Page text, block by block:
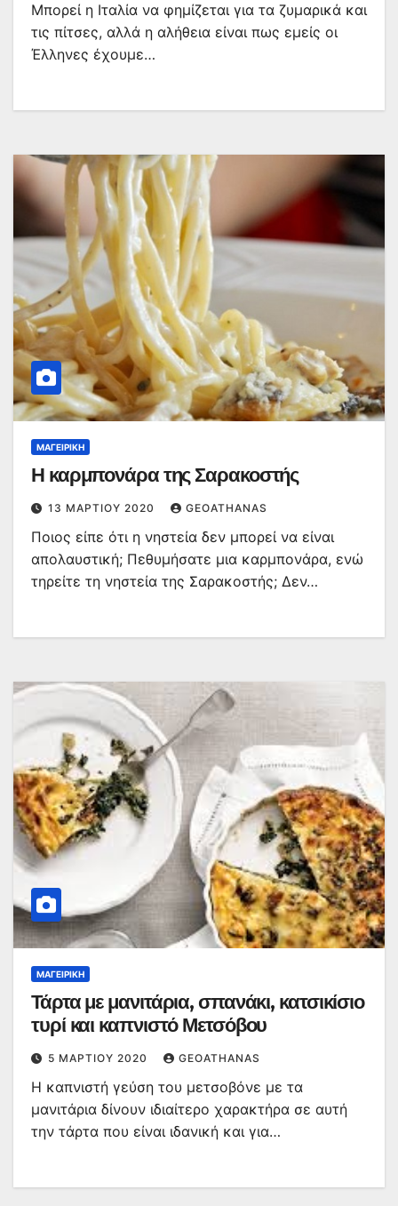
Μπορεί η Ιταλία να φημίζεται για τα ζυμαρικά και
τις πίτσες, αλλά η αλήθεια είναι πως εμείς οι
Έλληνες έχουμε…
ΜΑΓΕΙΡΙΚΉ
Η καρμπονάρα της Σαρακοστής
13 ΜΑΡΤΊΟΥ 2020 GEOATHANAS
Ποιος είπε ότι η νηστεία δεν μπορεί να είναι
απολαυστική; Πεθυμήσατε μια καρμπονάρα, ενώ
τηρείτε τη νηστεία της Σαρακοστής; Δεν…
ΜΑΓΕΙΡΙΚΉ
Τάρτα με μανιτάρια, σπανάκι, κατσικίσιο
τυρί και καπνιστό Μετσόβου
5 ΜΑΡΤΊΟΥ 2020 GEOATHANAS
Η καπνιστή γεύση του μετσοβόνε με τα
μανιτάρια δίνουν ιδιαίτερο χαρακτήρα σε αυτή
την τάρτα που είναι ιδανική και για…